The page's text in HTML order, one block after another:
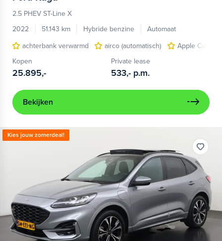
2.5 PHEV ST-Line X
2022
51.143 km Hybride benzine
Automaat
achterbank verwarmd
airco (automatisch)
Apple
Kopen
25.895,-
Private lease
533,- p.m.
Bekijken
Kies jouw zomerdeal!